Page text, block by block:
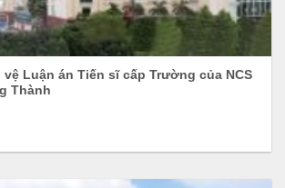
Luận án Tiến sĩ cấp Trường của NCS
Thành